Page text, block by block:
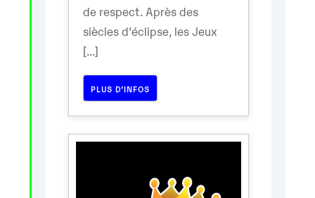
de respect. Après des
siècles d’éclipse, les Jeux
[...]
PLUS D’INFOS